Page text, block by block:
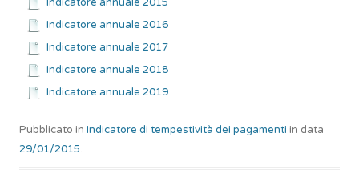
Indicatore annuale 2016
Indicatore annuale 2017
Indicatore annuale 2018
Indicatore annuale 2019
Pubblicato in Indicatore di tempestività dei pagamenti in data
29/01/2015.